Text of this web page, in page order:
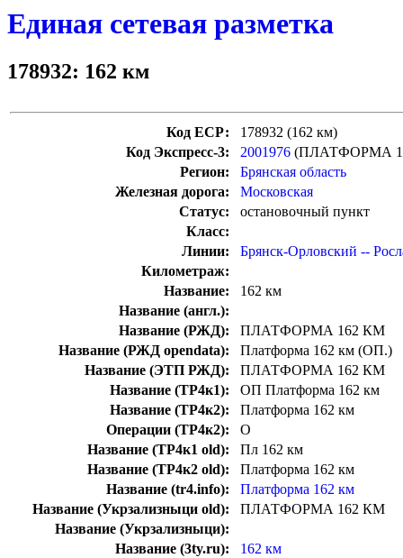
Единая сетевая разметка
178932: 162 км
Код ЕСР:
178932 (162 км)
Код Экспресс-3:
2001976 (ПЛАТФОРМА
Регион:
Брянская область
Железная дорога:
Московская
Статус:
остановочный пункт
Класс:
Линии:
Брянск-Орловский --
Километраж:
Название:
162 км
Название (англ.):
Название (РЖД):
ПЛАТФОРМА 162 КМ
Название (РЖД opendata):
Платформа 162 км (ОП.)
Название (ЭТП РЖД):
ПЛАТФОРМА 162 КМ
Название (ТР4к1):
ОП Платформа 162 км
Название (ТР4к2):
Платформа 162 км
Операции (ТР4к2):
О
Название (ТР4к1 old):
Пл 162 км
Название (ТР4к2 old):
Платформа 162 км
Название (tr4.info):
Платформа 162 км
Название (Укрзализныци old):
ПЛАТФОРМА 162 КМ
Название (Укрзализныци):
Название (3ty.ru):
162 км